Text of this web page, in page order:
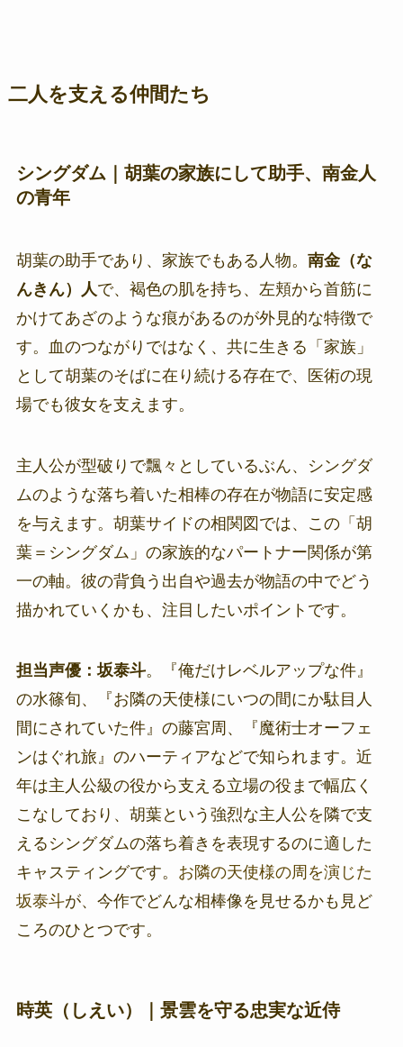
二人を支える仲間たち
シングダム｜胡葉の家族にして助手、南金人
の青年
胡葉の助手であり、家族でもある人物。 南金（な
んきん）人で、褐色の肌を持ち、左頬から首筋に
かけてあざのような痕があるのが外見的な特徴で
す。血のつながりではなく、共に生きる「家族」
として胡葉のそばに在り続ける存在で、医術の現
場でも彼女を支えます。
主人公が型破りで飄々としているぶん、シングダ
ムのような落ち着いた相棒の存在が物語に安定感
を与えます。胡葉サイドの相関図では、この「胡
葉＝シングダム」の家族的なパートナー関係が第
一の軸。彼の背負う出自や過去が物語の中でどう
描かれていくかも、注目したいポイントです。
担当声優：坂泰斗。『俺だけレベルアップな件』
の水篠旬、『お隣の天使様にいつの間にか駄目人
間にされていた件』の藤宮周、『魔術士オーフェ
ンはぐれ旅』のハーティアなどで知られます。近
年は主人公級の役から支える立場の役まで幅広く
こなしており、胡葉という強烈な主人公を隣で支
えるシングダムの落ち着きを表現するのに適した
キャスティングです。 お隣の天使様の周を演じた
坂泰斗が、今作でどんな相棒像を見せるかも見ど
ころのひとつです。
時英（しえい）｜景雲を守る忠実な近侍